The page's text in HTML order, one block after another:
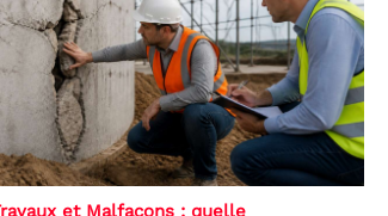
et Malfaçons : quelle